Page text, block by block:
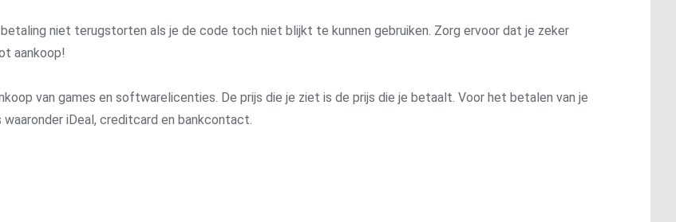
niet terugstorten als je de code toch niet blijkt te kunnen gebruiken. Zorg ervoor dat je zeker
aankoop!
van games en softwarelicenties. De prijs die je ziet is de prijs die je betaalt. Voor het betalen van je
iDeal, creditcard en bankcontact.